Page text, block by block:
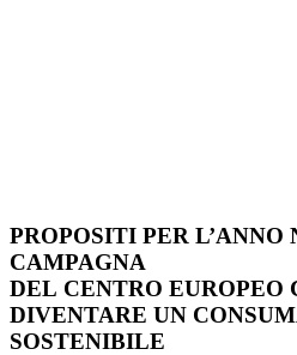
PROPOSITI PER L’ANNO
CAMPAGNA
DEL CENTRO EUROPEO
DIVENTARE UN
SOSTENIBILE